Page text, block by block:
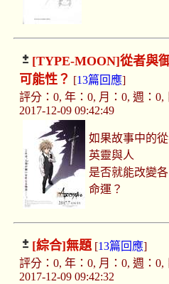
[TYPE-MOON]從者與
可能性？ [13篇回應]
評分：0, 年：0, 月：0, 週：0,
2017-12-09 09:42:49
如果故事中的
英靈與人
是否就能改變
命運？
[綜合]無題[13篇回應]
評分：0, 年：0, 月：0, 週：0,
2017-12-09 09:42:32